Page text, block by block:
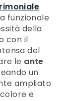
funzionale
della
con il
del
le ante
un
ampliato
e